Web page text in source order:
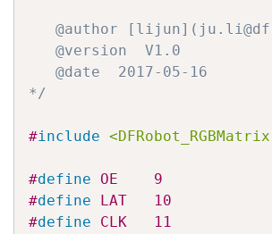
@author
   @version  V1.0
   @date  2017-05-16
*/
#include
#define OE    9
#define LAT   10
#define CLK   11